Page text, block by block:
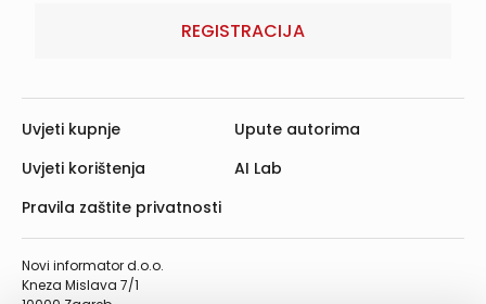
REGISTRACIJA
Novi informator d.o.o.
Kneza Mislava 7/1
Uvjeti kupnje
Uvjeti korištenja
Pravila zaštite privatnosti
Upute autorima
AI Lab